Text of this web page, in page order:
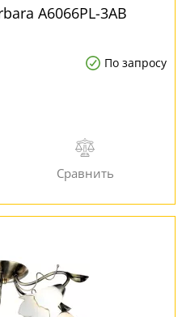
A6066PL-3AB
По запросу